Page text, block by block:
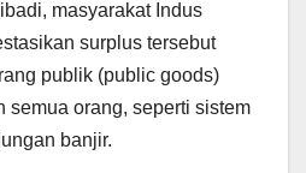
masyarakat Indus
surplus tersebut
publik (public goods)
semua orang, seperti sistem
banjir.